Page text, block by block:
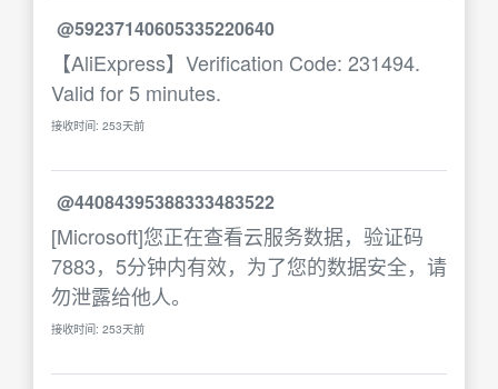
@59237140605335220640
【AliExpress】Verification Code: 231494.
Valid for 5 minutes.
接收时间: 253天前
@44084395388333483522
[Microsoft]您正在查看云服务数据，验证码
7883，5分钟内有效，为了您的数据安全，请
勿泄露给他人。
接收时间: 253天前